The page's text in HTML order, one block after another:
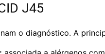
J45
o diagnóstico. A